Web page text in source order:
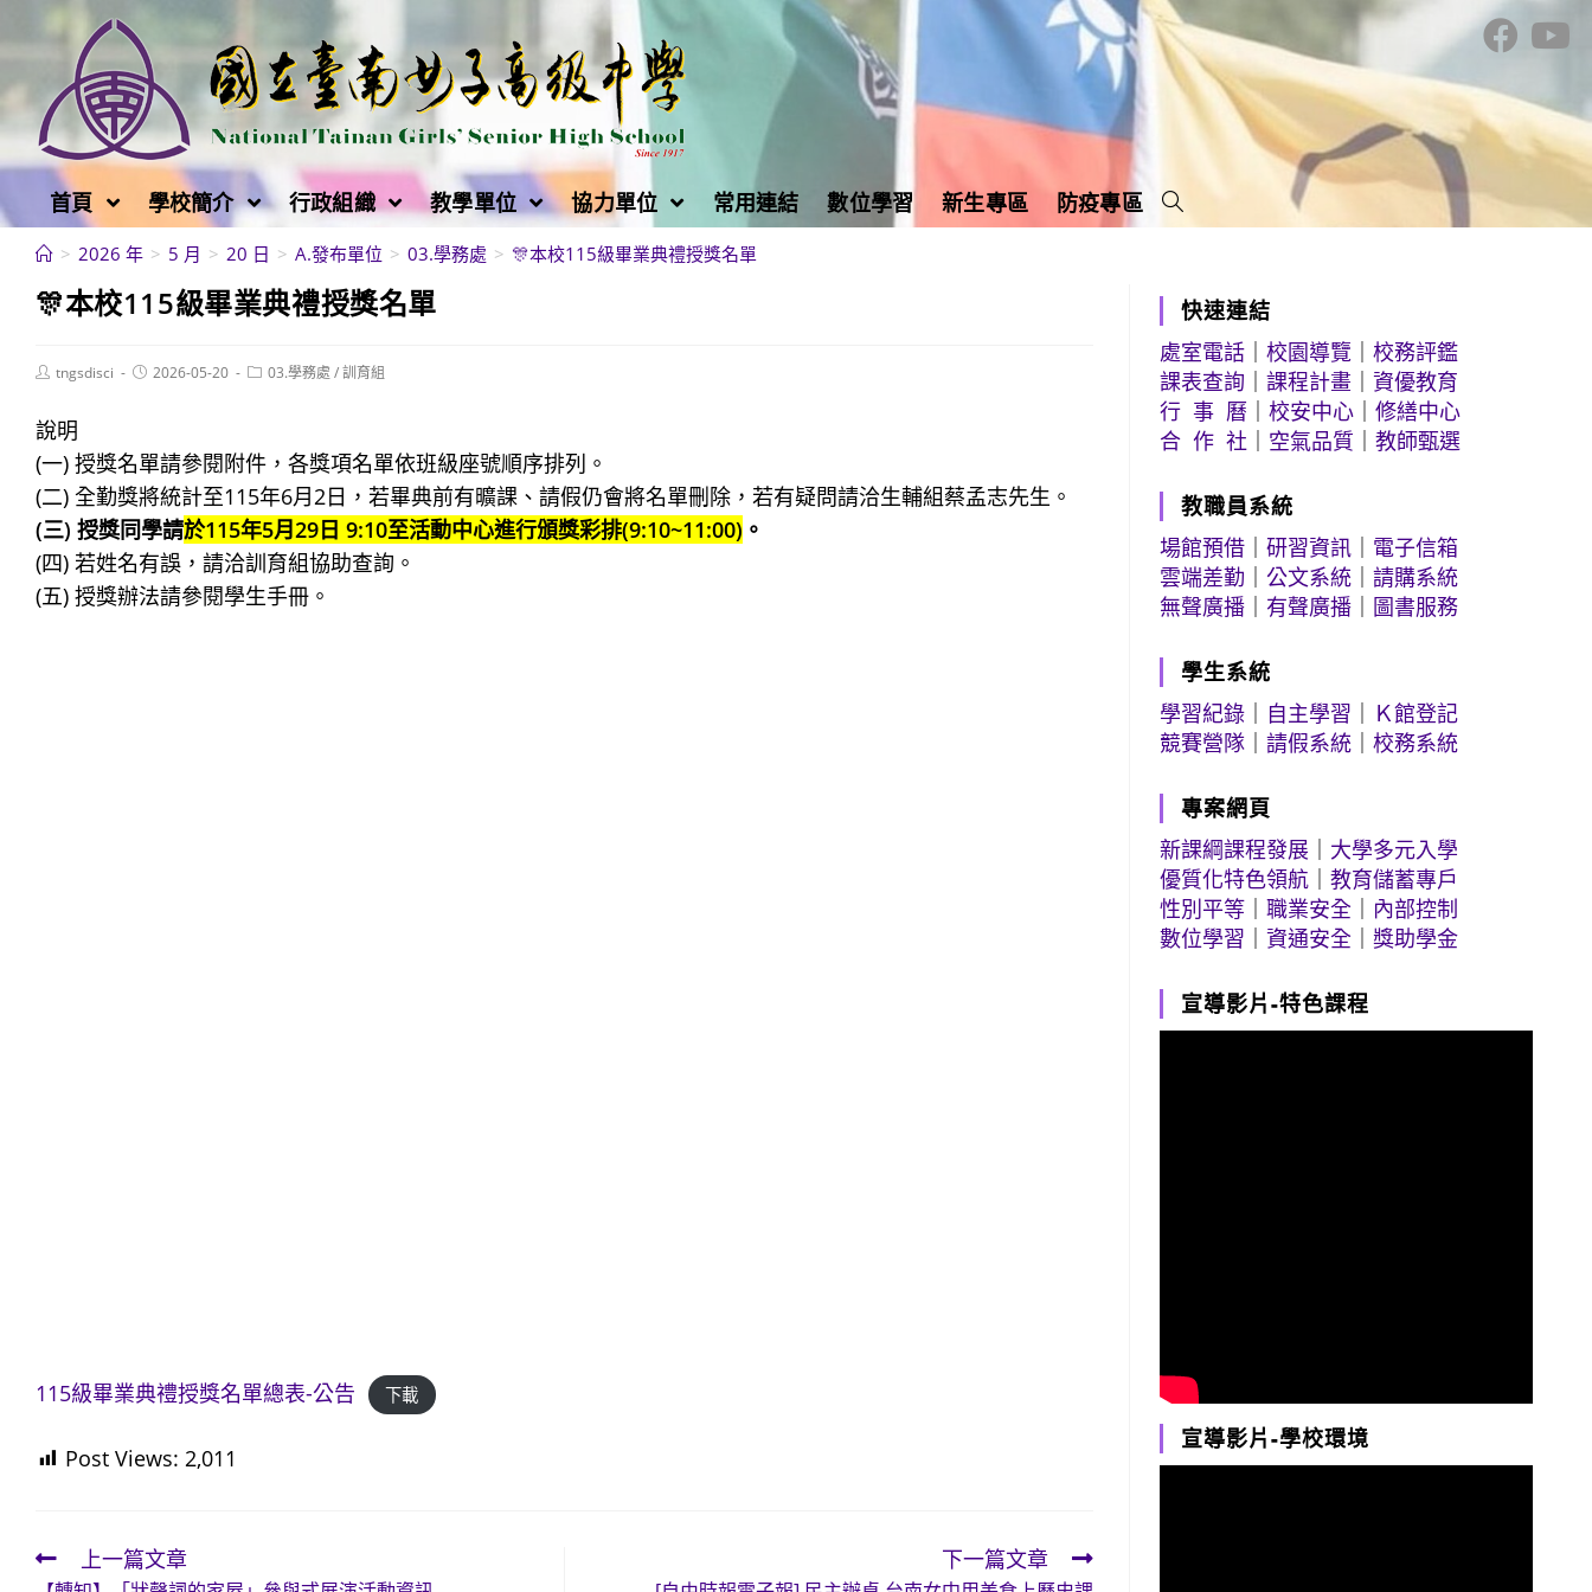
轉
至
容
首頁 學校簡介 行政組織 教學單位 協力單位 常用連結 數位學習 新生專區 防疫專區
> 2026 年 > 5 月 > 20 日 > A.發布單位 > 03.學務處 > 🎊本校115級畢業典禮授獎名單
🎊本校115級畢業典禮授獎名單
Posttngsdisci
Post2026-05-20
Post03.學務處 /訓育組
說明
(一) 授獎名單請參閱附件，各獎項名單依班級座號順序排列。
(二) 全勤獎將統計至115年6月2日，若畢典前有曠課、請假仍會將名單刪除，若有疑問請洽生輔組蔡孟志先生。
(三) 授獎同學請於115年5月29日 9:10至活動中心進行頒獎彩排(9:10~11:00) 。
(四) 若姓名有誤，請洽訓育組協助查詢。
(五) 授獎辦法請參閱學生手冊。
115級畢業典禮授獎名單總表-公告 下載
Post Views: 2,011
Read上一篇文章 下一篇文章
快速連結
處室電話 ｜校園導覽 ｜校務評鑑
課表查詢 ｜課程計畫 ｜資優教育
行 事 曆 ｜校安中心 ｜修繕中心
合 作 社
空氣品質 ｜教師甄選
教職員系統
場館預借 ｜研習資訊
電子信箱
雲端差勤 ｜公文系統 ｜請購系統
無聲廣播
有聲廣播 圖書服務
學生系統
學習紀錄
自主學習
Ｋ館登記
競賽營隊 ｜請假系統 ｜校務系統
專案網頁
新課綱課程發展
大學多元入學
優質化特色領航 ｜教育儲蓄專戶
性別平等 ｜職業安全
內部控制
數位學習 ｜資通安全 ｜獎助學金
宣導影片-特色課程
宣導影片-學校環境